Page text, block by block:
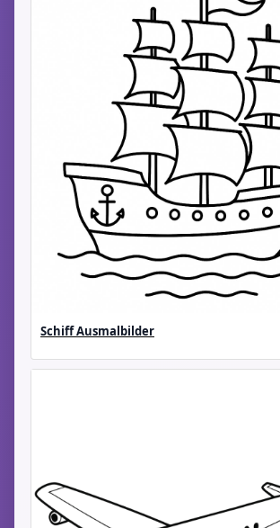
Schiff Ausmalbilder